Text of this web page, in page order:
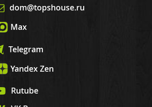
dom@topshouse.ru
Max
Telegram
Yandex Zen
Rutube